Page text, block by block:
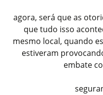
agora, será que as
que tudo isso
mesmo local, quando
estiveram
embate